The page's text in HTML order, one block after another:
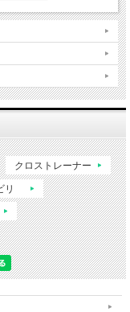
クロストレーナー
リ